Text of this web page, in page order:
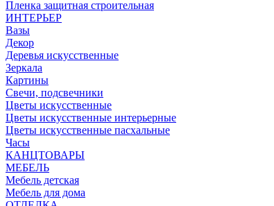
Пленка защитная строительная
ИНТЕРЬЕР
Вазы
Декор
Деревья искусственные
Зеркала
Картины
Свечи, подсвечники
Цветы искусственные
Цветы искусственные интерьерные
Цветы искусственные пасхальные
Часы
КАНЦТОВАРЫ
МЕБЕЛЬ
Мебель детская
Мебель для дома